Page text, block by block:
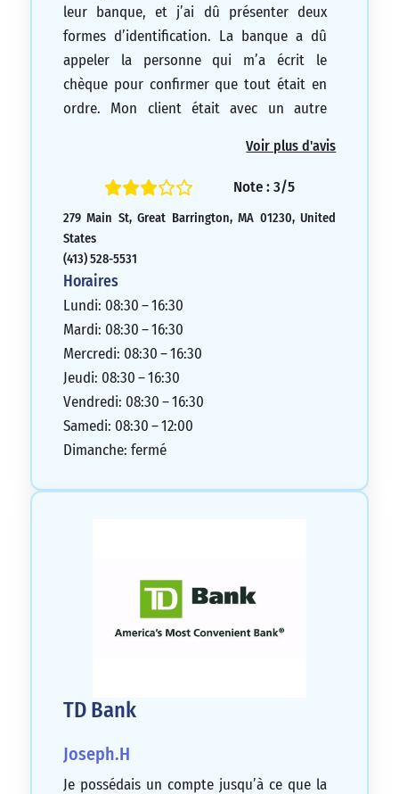
leur banque, et j’ai dû présenter deux
formes d’identification. La banque a dû
appeler la personne qui m’a écrit le
chèque pour confirmer que tout était en
ordre. Mon client était avec un autre
s’interrompre pour dire à la banque de
bien vouloir encaisser le chèque. Quand je
voulait même pas me donner un stylo. Elle
m’a dit : « donnez-moi d’abord ce chèque
et je verrai si nous pouvons le faire
encaisser pour vous ». Après 15 minutes
d’attente, ce qui a mis mon client mal à
l’aise, j’ai finalement réussi à faire
encaisser le chèque.
Voir plus d'avis
Note : 3/5
279 Main St, Great Barrington, MA 01230, United
States
(413) 528-5531
Horaires
Lundi: 08:30 – 16:30
Mardi: 08:30 – 16:30
Mercredi: 08:30 – 16:30
Jeudi: 08:30 – 16:30
Vendredi: 08:30 – 16:30
Samedi: 08:30 – 12:00
Dimanche: fermé
TD Bank
Joseph.H
Je possédais un compte jusqu’à ce que la